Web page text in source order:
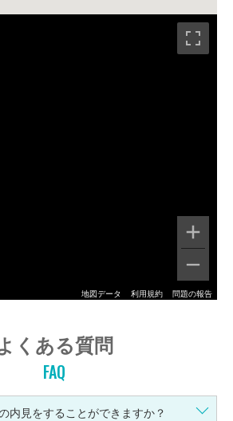
地図データ 利用規約 問題の報告
くある質問
FAQ
内見をすることができますか？